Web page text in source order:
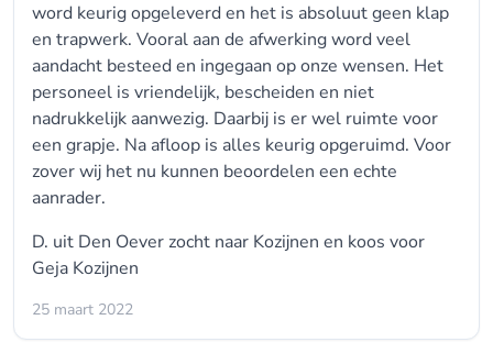
word keurig opgeleverd en het is absoluut geen klap
en trapwerk. Vooral aan de afwerking word veel
aandacht besteed en ingegaan op onze wensen. Het
personeel is vriendelijk, bescheiden en niet
nadrukkelijk aanwezig. Daarbij is er wel ruimte voor
een grapje. Na afloop is alles keurig opgeruimd. Voor
zover wij het nu kunnen beoordelen een echte
aanrader.
D. uit Den Oever zocht naar Kozijnen en koos voor
Geja Kozijnen
25 maart 2022